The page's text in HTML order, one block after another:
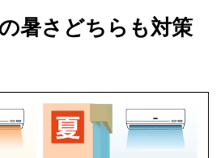
暑さどちらも対策